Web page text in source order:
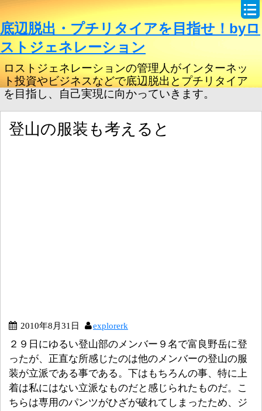
底辺脱出・プチリタイアを目指せ！byロ
ストジェネレーション
ロストジェネレーションの管理人がインターネッ
ト投資やビジネスなどで底辺脱出とプチリタイア
を目指し、自己実現に向かっていきます。
登山の服装も考えると
2010年8月31日 explorerk
２９日にゆるい登山部のメンバー９名で富良野岳に登
ったが、正直な所感じたのは他のメンバーの登山の服
装が立派である事である。下はもちろんの事、特に上
着は私にはない立派なものだと感じられたものだ。こ
ちらは専用のパンツがひざが破れてしまったため、ジ